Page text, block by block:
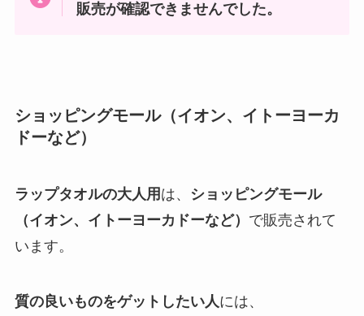
販売が確認できませんでした。
ショッピングモール（イオン、イトーヨーカ
ドーなど）
ラップタオルの大人用 は、
ショッピングモール
（イオン、イトーヨーカドーなど） で販売されて
います。
質の良いものをゲットしたい人 には、